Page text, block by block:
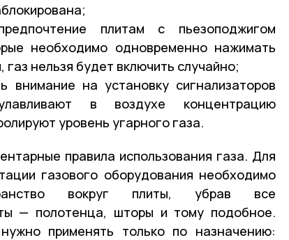
плитам с пьезоподжигом
необходимо одновременно нажимать
нельзя будет включить случайно;
внимание на установку сигнализаторов
в воздухе концентрацию
уровень угарного газа.
правила использования газа. Для
газового оборудования необходимо
вокруг плиты, убрав все
— полотенца, шторы и тому подобное.
применять только по назначению: